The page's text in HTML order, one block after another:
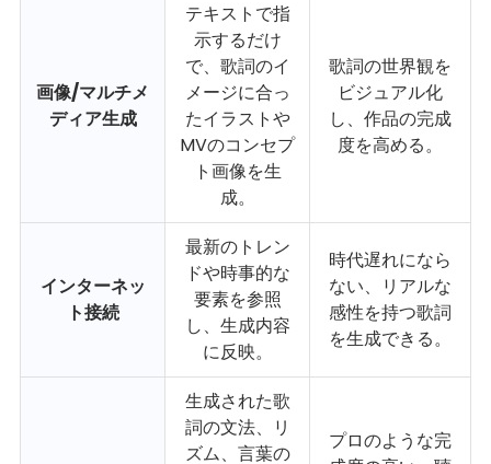
画像/マルチメ
ディア生成
テキストで指
示するだけ
で、歌詞のイ
メージに合っ
たイラストや
MVのコンセプ
ト画像を生
成。
歌詞の世界観を
ビジュアル化
し、作品の完成
度を高める。
インターネッ
ト接続
最新のトレン
ドや時事的な
要素を参照
し、生成内容
に反映。
時代遅れになら
ない、リアルな
感性を持つ歌詞
を生成できる。
生成された歌
詞の文法、リ
ズム、言葉の
プロのような完